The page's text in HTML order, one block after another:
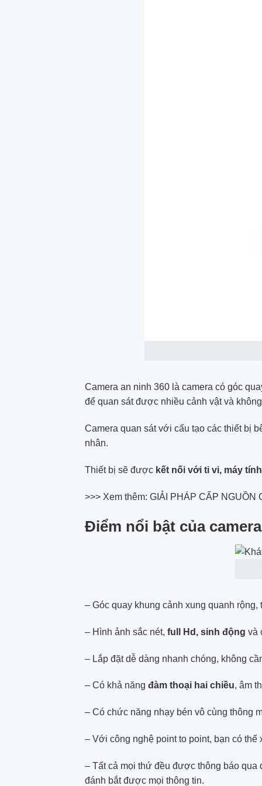
Camera an ninh 360 là camera có góc
để quan sát được nhiều cảnh vật và
Camera quan sát với cấu tạo các thiết bị
nhân.
Thiết bị sẽ được kết nối với ti vi, máy
>>> Xem thêm: GIẢI PHÁP CẤP
Điểm nổi bật của
– Góc quay khung cảnh xung quanh
– Hình ảnh sắc nét, full Hd, sinh động và
– Lắp đặt dễ dàng nhanh chóng, không
– Có khả năngđàm thoại hai chiều, âm
– Có chức năng nhạy bén vô cùng thông
– Với công nghệ point to point, bạn có thể
– Tất cả mọi thứ đều được thông báo qua
đánh bắt được mọi thông tin.